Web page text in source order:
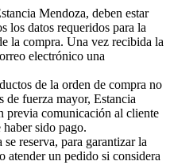
Mendoza, deben estar
los datos requeridos para la
la compra. Una vez recibida la
electrónico una
de la orden de compra no
de fuerza mayor, Estancia
previa comunicación al cliente
sido pago.
reserva, para garantizar la
atender un pedido si considera